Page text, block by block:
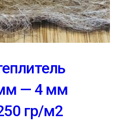
— 4 мм
гр/м2